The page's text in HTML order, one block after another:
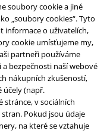
soubory cookie a jiné
„soubory cookies“. Tyto
informace o uživatelích,
cookie umísťujeme my,
partneři používáme
bezpečnosti naší webové
nákupních zkušeností,
účely (např.
stránce, v sociálních
Pokud jsou údaje
na které se vztahuje
Company